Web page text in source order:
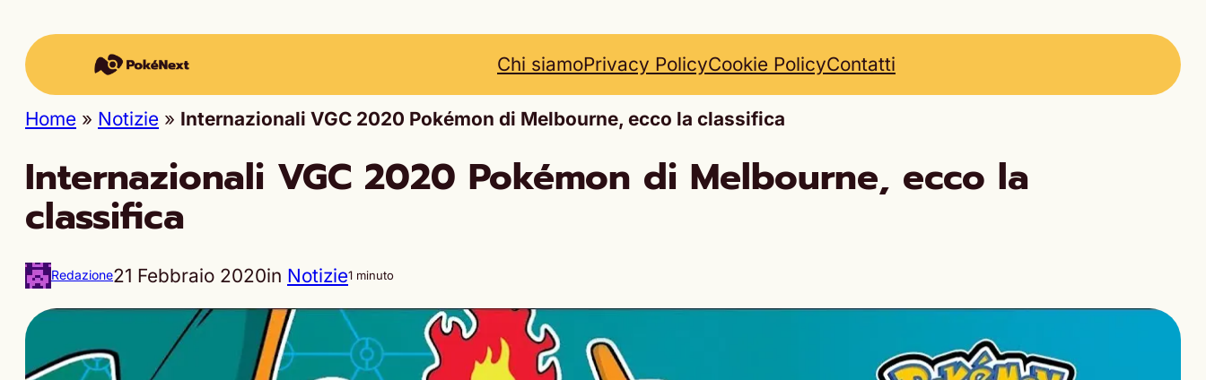
Chi siamoPrivacy PolicyCookie PolicyContatti
Home » Notizie » Internazionali VGC 2020 Pokémon di Melbourne, ecco la classifica
Internazionali VGC 2020 Pokémon di Melbourne, ecco la
classifica
Redazione21 Febbraio 2020in Notizie1 minuto